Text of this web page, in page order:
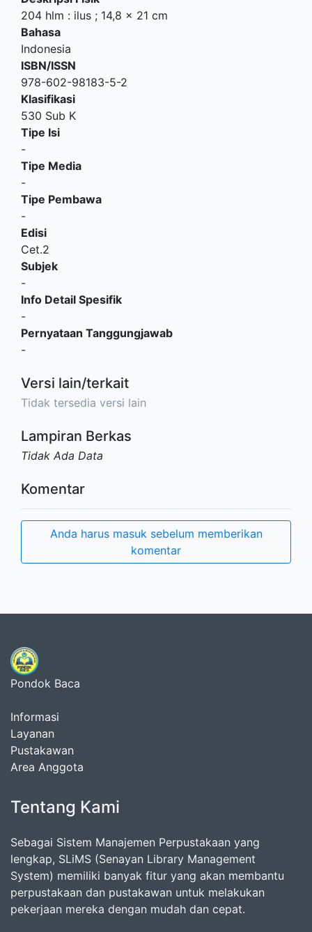
204 hlm : ilus ; 14,8 x 21 cm
Bahasa
Indonesia
ISBN/ISSN
978-602-98183-5-2
Klasifikasi
530 Sub K
Tipe Isi
-
Tipe Media
-
Tipe Pembawa
-
Edisi
Cet.2
Subjek
-
Info Detail Spesifik
-
Pernyataan Tanggungjawab
-
Versi lain/terkait
Tidak tersedia versi lain
Lampiran Berkas
Tidak Ada Data
Komentar
Anda harus masuk sebelum memberikan
komentar
Pondok Baca
Informasi
Layanan
Pustakawan
Area Anggota
Tentang Kami
Sebagai Sistem Manajemen Perpustakaan yang
lengkap, SLiMS (Senayan Library Management
System) memiliki banyak fitur yang akan membantu
perpustakaan dan pustakawan untuk melakukan
pekerjaan mereka dengan mudah dan cepat.